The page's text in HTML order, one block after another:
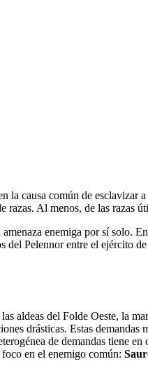
la causa común de esclavizar
Al menos, de las razas
enemiga por sí solo.
Pelennor entre el ejército
aldeas del Folde Oeste, la
drásticas. Estas
de demandas tiene
en el enemigo común: